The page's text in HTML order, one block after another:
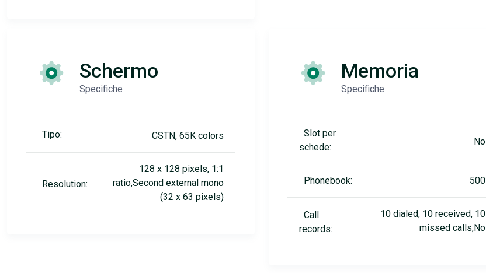
Schermo
Specifiche
Tipo: CSTN, 65K colors
Resolution:
128 x 128 pixels, 1:1
ratio,Second external mono
(32 x 63 pixels)
Memoria
Specifiche
Slot per
schede:
No
Phonebook: 500
Call
records:
10 dialed, 10 received, 10
missed calls,No